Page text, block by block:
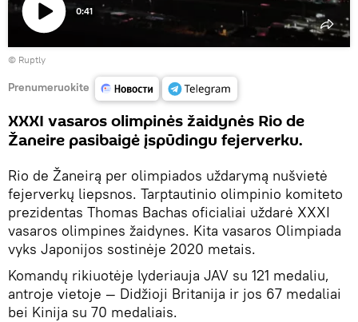
Paleisti
vaizdo
0:41
© Ruptly
Prenumeruokite
XXXI vasaros olimpinės žaidynės Rio de
Žaneire pasibaigė įspūdingu fejerverku.
Rio de Žaneirą per olimpiados uždarymą nušvietė
fejerverkų liepsnos. Tarptautinio olimpinio komiteto
prezidentas Thomas Bachas oficialiai uždarė XXXI
vasaros olimpines žaidynes. Kita vasaros Olimpiada
vyks Japonijos sostinėje 2020 metais.
Komandų rikiuotėje lyderiauja JAV su 121 medaliu,
antroje vietoje — Didžioji Britanija ir jos 67 medaliai
bei Kinija su 70 medaliais.